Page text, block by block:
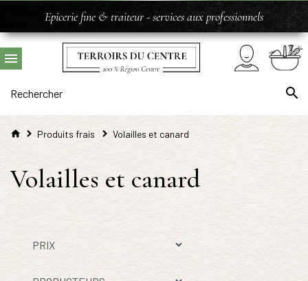
Epicerie fine & traiteur - services aux professionnels
Produits frais Volailles et canard
Volailles et canard